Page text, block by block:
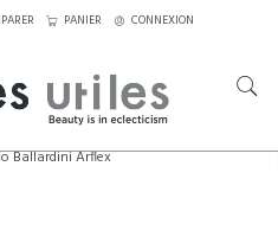
PANIER CONNEXION
Ballardini Arflex